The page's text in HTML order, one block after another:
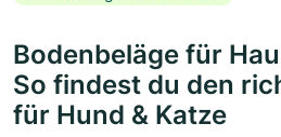
Bodenbeläge für
So findest du den
für Hund & Katze